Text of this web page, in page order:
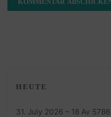
HEUTE
31. July 2026 – 18 Av 5786